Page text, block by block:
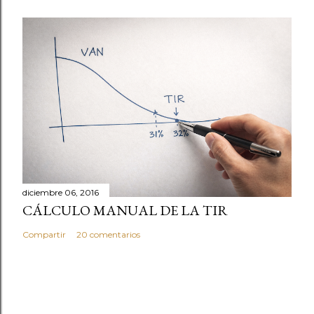
diciembre 06, 2016
CÁLCULO MANUAL DE LA TIR
Compartir 20 comentarios